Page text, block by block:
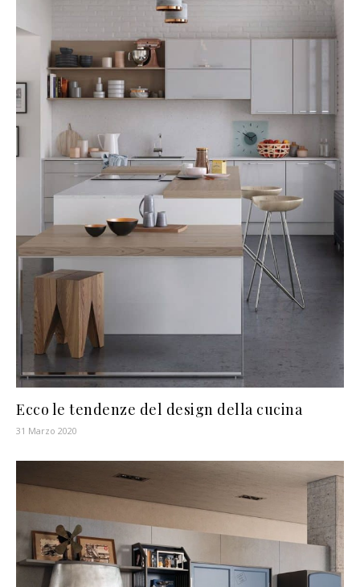
Ecco le tendenze del design della cucina
31 Marzo 2020